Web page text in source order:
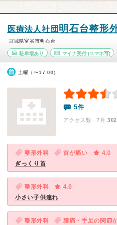
医療法人社団 明石台整形
宮城県富谷市明石台
駐車場あり マイナ受付(スマホ可)
土曜（〜17:00）
5件
アクセス数 7月:302
整形外科 首が痛い
4.0
ぎっくり首
整形外科
4.0
小さい子供連れ
整形外科 腰痛・手足の関節